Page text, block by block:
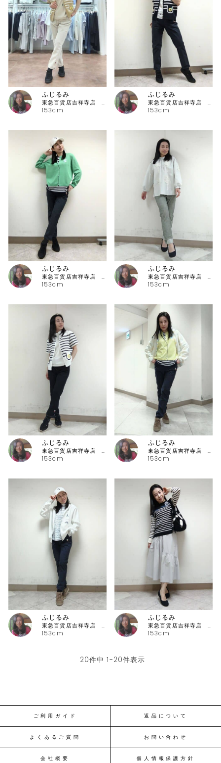
153cm
ふじるみ
東急百貨店吉祥寺店 ピッコーネ
153cm
ふじるみ
東急百貨店吉祥寺店 ピッコーネ
153cm
ふじるみ
東急百貨店吉祥寺店 ピッコーネ
153cm
ふじるみ
東急百貨店吉祥寺店 ピッコーネ
153cm
ふじるみ
東急百貨店吉祥寺店 ピッコーネ
153cm
ふじるみ
東急百貨店吉祥寺店 ピッコーネ
153cm
ふじるみ
東急百貨店吉祥寺店 ピッコーネ
153cm
ふじるみ
東急百貨店吉祥寺店 ピッコーネ
20件中 1-20件表示
ご利用ガイド 返品について
よくあるご質問 お問い合わせ
会社概要 個人情報保護方針